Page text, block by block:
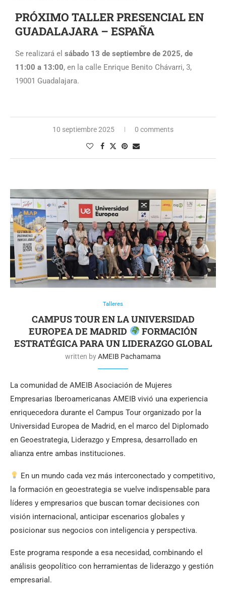
PRÓXIMO TALLER PRESENCIAL EN
GUADALAJARA – ESPAÑA
Se realizará el sábado 13 de septiembre de 2025, de
11:00 a 13:00, en la calle Enrique Benito Chávarri, 3,
19001 Guadalajara.
10 septiembre 2025 0 comments
Talleres
CAMPUS TOUR EN LA UNIVERSIDAD
EUROPEA DE MADRID
FORMACIÓN
ESTRATÉGICA PARA UN LIDERAZGO GLOBAL
written byAMEIB Pachamama
La comunidad de AMEIB Asociación de Mujeres
Empresarias Iberoamericanas AMEIB vivió una experiencia
enriquecedora durante el Campus Tour organizado por la
Universidad Europea de Madrid, en el marco del Diplomado
en Geoestrategia, Liderazgo y Empresa, desarrollado en
alianza entre ambas instituciones.
En un mundo cada vez más interconectado y competitivo,
la formación en geoestrategia se vuelve indispensable para
líderes y empresarios que buscan tomar decisiones con
visión internacional, anticipar escenarios globales y
posicionar sus negocios con inteligencia y perspectiva.
Este programa responde a esa necesidad, combinando el
análisis geopolítico con herramientas de liderazgo y gestión
empresarial.